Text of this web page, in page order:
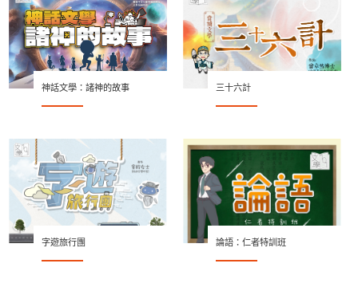
神話文學：諸神的故事 三十六計
字遊旅行團 論語：仁者特訓班